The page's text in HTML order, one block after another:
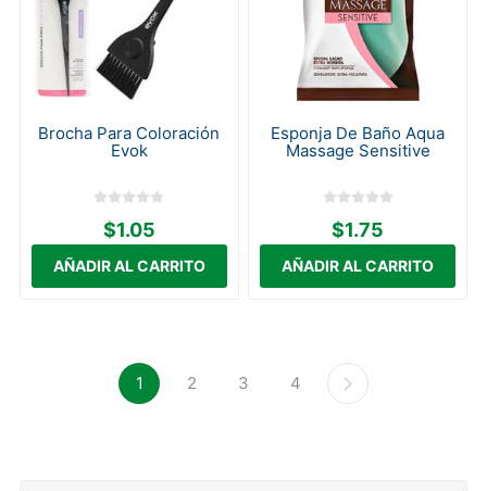
Brocha Para Coloración
Evok
$1.05
Esponja De Baño Aqua
Massage Sensitive
$1.75
1 2 3 4